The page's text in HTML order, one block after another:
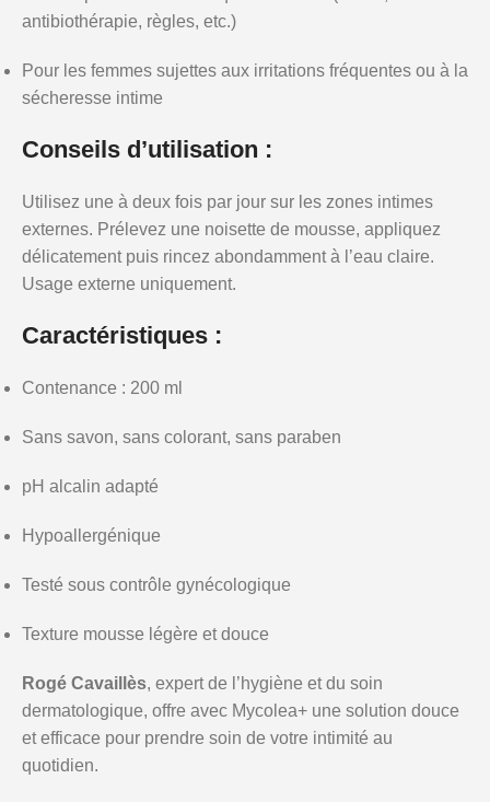
antibiothérapie, règles, etc.)
Pour les femmes sujettes aux irritations fréquentes ou à la
sécheresse intime
Conseils d’utilisation :
Utilisez une à deux fois par jour sur les zones intimes
externes. Prélevez une noisette de mousse, appliquez
délicatement puis rincez abondamment à l’eau claire.
Usage externe uniquement.
Caractéristiques :
Contenance : 200 ml
Sans savon, sans colorant, sans paraben
pH alcalin adapté
Hypoallergénique
Testé sous contrôle gynécologique
Texture mousse légère et douce
Rogé Cavaillès, expert de l’hygiène et du soin
dermatologique, offre avec Mycolea+ une solution douce
et efficace pour prendre soin de votre intimité au
quotidien.